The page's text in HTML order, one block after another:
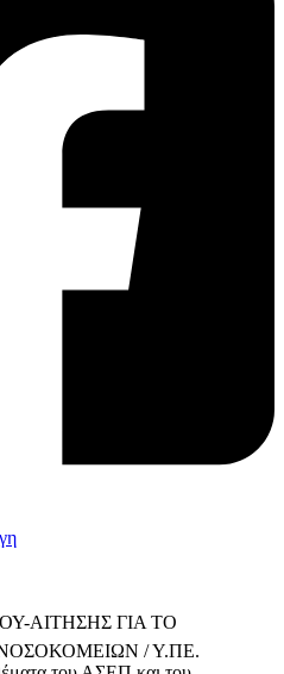
ΑΙΤΗΣΗΣ ΓΙΑ ΤΟ
/ Υ.ΠΕ.